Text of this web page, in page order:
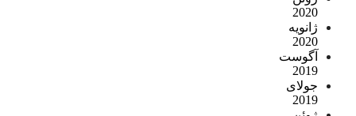
2020
ژانویه
2020
آگوست
2019
جولای
2019